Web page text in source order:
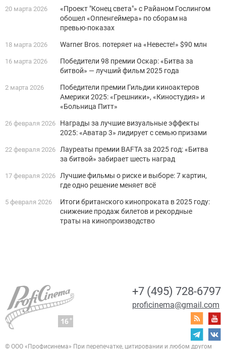
20 марта 2026
«Проект "Конец света"» с Райаном Гослингом
обошел «Оппенгеймера» по сборам на
превью-показах
18 марта 2026 Warner Bros. потеряет на «Невесте!» $90 млн
16 марта 2026
Победители 98 премии Оскар: «Битва за
битвой» — лучший фильм 2025 года
2 марта 2026
Победители премии Гильдии киноактеров
Америки 2025: «Грешники», «Киностудия» и
«Больница Питт»
26 февраля 2026
Награды за лучшие визуальные эффекты
2025: «Аватар 3» лидирует с семью призами
22 февраля 2026 Лауреаты премии BAFTA за 2025 год: «Битва
за битвой» забирает шесть наград
17 февраля 2026 Лучшие фильмы о риске и выборе: 7 картин,
где одно решение меняет всё
5 февраля 2026
Итоги британского кинопроката в 2025 году:
снижение продаж билетов и рекордные
траты на кинопроизводство
+7 (495) 728-6797
proficinema@gmail.com
© ООО «Профисинема» При перепечатке, цитировании и любом другом